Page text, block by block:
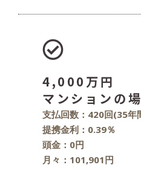
4,000万円
マンションの
支払回数：420回(35年
提携金利：0.39％
頭金：0円
月々：101,901円